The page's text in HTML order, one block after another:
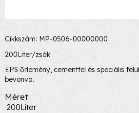
Cikkszám: MP-0506-00000000
200Liter/zsák
EPS őrlemény, cementtel és speciális
bevonva.
Méret
200Liter